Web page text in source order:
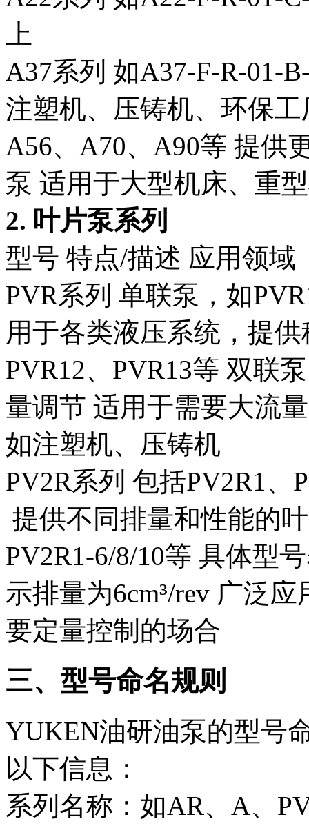
上
A37系列 如A37-F-R-01-
注塑机、压铸机、环保
A56、A70、A90等 提供
泵 适用于大型机床、重
2. 叶片泵系列
型号 特点/描述 应用领域
PVR系列 单联泵，如
用于各类液压系统，提
PVR12、PVR13等 双联
量调节 适用于需要大流
如注塑机、压铸机
PV2R系列 包括PV2R1、
提供不同排量和性能的
PV2R1-6/8/10等 具体型
示排量为6cm³/rev 广泛应
要定量控制的场合
三、型号命名规则
YUKEN油研油泵的型号
以下信息：
系列名称：如AR、A、